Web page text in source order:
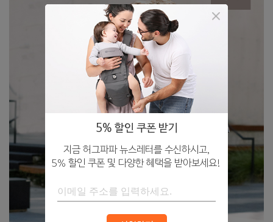
5% 할인 쿠폰 받기
지금 허그파파 뉴스레터를 수신하시고,
5% 할인 쿠폰 및 다양한 혜택을 받아보세요!